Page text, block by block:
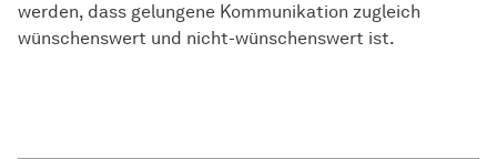
werden, dass gelungene Kommunikation zugleich
wünschenswert und nicht-wünschenswert ist.